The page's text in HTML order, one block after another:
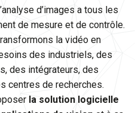
d’images a tous les
de mesure et de contrôle.
la vidéo en
des industriels, des
des intégrateurs, des
centres de recherches.
la solution logicielle